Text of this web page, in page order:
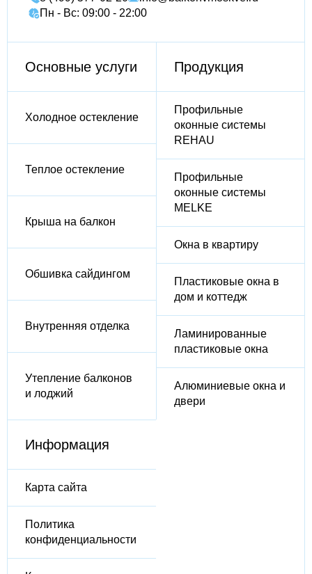
Пн - Вс: 09:00 - 22:00
Основные услуги
Холодное остекление
Теплое остекление
Крыша на балкон
Обшивка сайдингом
Внутренняя отделка
Утепление балконов
и лоджий
Продукция
Профильные
оконные системы
REHAU
Профильные
оконные системы
MELKE
Окна в квартиру
Пластиковые окна в
дом и коттедж
Ламинированные
пластиковые окна
Алюминиевые окна и
двери
Информация
Карта сайта
Политика
конфиденциальности